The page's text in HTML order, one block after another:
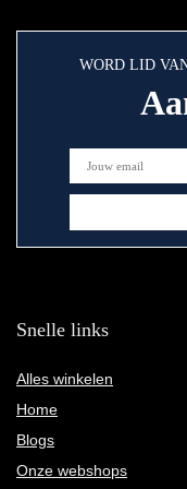
WORD LID
Snelle links
Alles winkelen
Home
Blogs
Onze webshops